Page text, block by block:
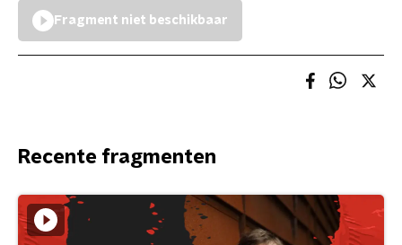
Fragment niet beschikbaar
Recente fragmenten